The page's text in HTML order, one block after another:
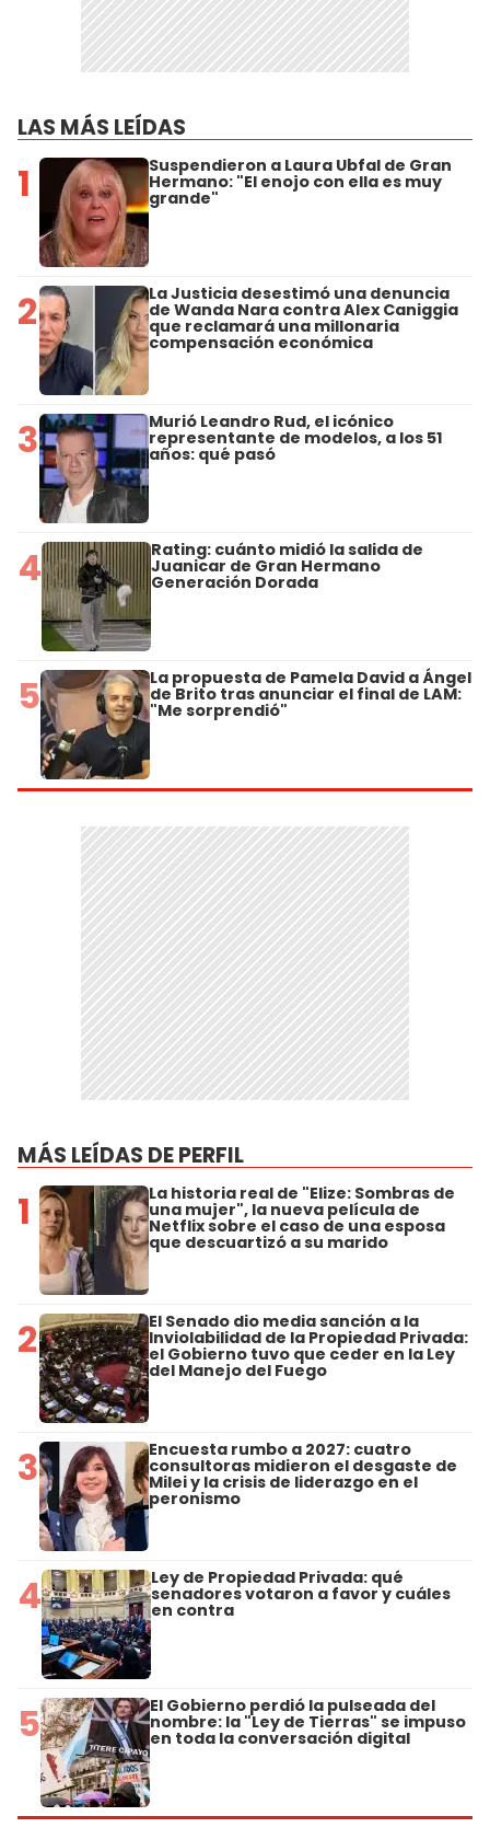
LAS MÁS LEÍDAS
1 Suspendieron a Laura Ubfal de Gran
Hermano: "El enojo con ella es muy
grande"
2 La Justicia desestimó una denuncia
de Wanda Nara contra Alex Caniggia
que reclamará una millonaria
compensación económica
3 Murió Leandro Rud, el icónico
representante de modelos, a los 51
años: qué pasó
4 Rating: cuánto midió la salida de
Juanicar de Gran Hermano
Generación Dorada
5 La propuesta de Pamela David a Ángel
de Brito tras anunciar el final de LAM:
"Me sorprendió"
MÁS LEÍDAS DE PERFIL
1 La historia real de "Elize: Sombras de
una mujer", la nueva película de
Netflix sobre el caso de una esposa
que descuartizó a su marido
2 El Senado dio media sanción a la
Inviolabilidad de la Propiedad Privada:
el Gobierno tuvo que ceder en la Ley
del Manejo del Fuego
3 Encuesta rumbo a 2027: cuatro
consultoras midieron el desgaste de
Milei y la crisis de liderazgo en el
peronismo
4 Ley de Propiedad Privada: qué
senadores votaron a favor y cuáles
en contra
5 El Gobierno perdió la pulseada del
nombre: la "Ley de Tierras" se impuso
en toda la conversación digital